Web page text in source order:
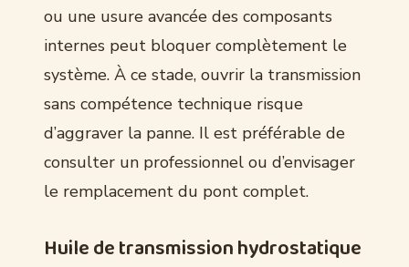
ou une usure avancée des composants
internes peut bloquer complètement le
système. À ce stade, ouvrir la transmission
sans compétence technique risque
d’aggraver la panne. Il est préférable de
consulter un professionnel ou d’envisager
le remplacement du pont complet.
Huile de transmission hydrostatique